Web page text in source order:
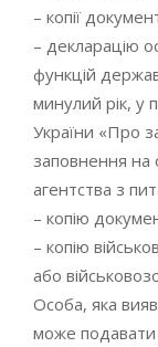
– копії
– декларацію
функцій
минулий рік, у
України «Про
заповнення на
агентства з
– копію
– копію
або
Особа, яка
може подавати